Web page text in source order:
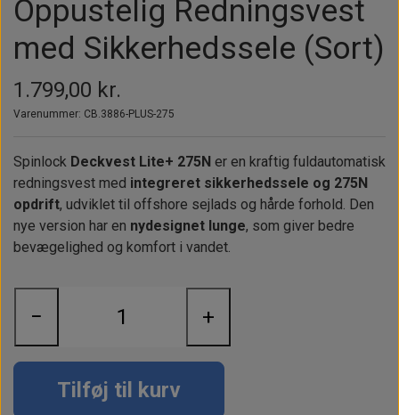
Busbars
Landstrømskabler
Sikringer
Værktøj
Tilbehør
Motorbeslag
Brændstoftank
instrumenter
Additive
Epoxy
Børster & Svampe m.m.
Diverse
Tovværk & fortøjning
Solceller
Outlet
Udlejning af bådudstyr
Hvem er vi
Fordele hos Shop12volt
Kontakt
Oppustelig Redningsvest
med Sikkerhedssele (Sort)
1.799,00 kr.
Varenummer: CB.3886-PLUS-275
Spinlock Deckvest Lite+ 275N er en kraftig fuldautomatisk
redningsvest med integreret sikkerhedssele og 275N
opdrift, udviklet til offshore sejlads og hårde forhold. Den
nye version har en nydesignet lunge, som giver bedre
bevægelighed og komfort i vandet.
− +
Tilføj til kurv